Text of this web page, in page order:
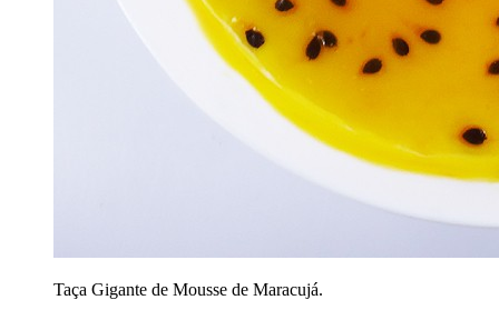
Taça Gigante de Mousse de Maracujá.